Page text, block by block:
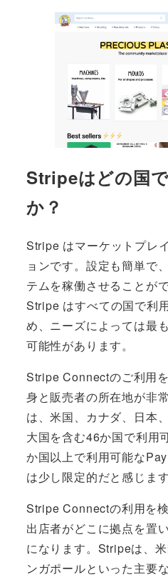
Stripeはどの国
か？
Stripe はマーケットプレ
ョンです。設定も簡単で
テムを稼働させることが
Stripe はすべての国で利
め、ニーズによっては最
可能性があります。
Stripe Connectのご利用
身と販売者の所在地が非
は、米国、カナダ、日本
大国を含む46か国で利用
か国以上で利用可能な
は少し限定的だと感じます
Stripe Connectの利用を
出店者がどこに拠点を置
になります。Stripeは、
ンガポールといった主要